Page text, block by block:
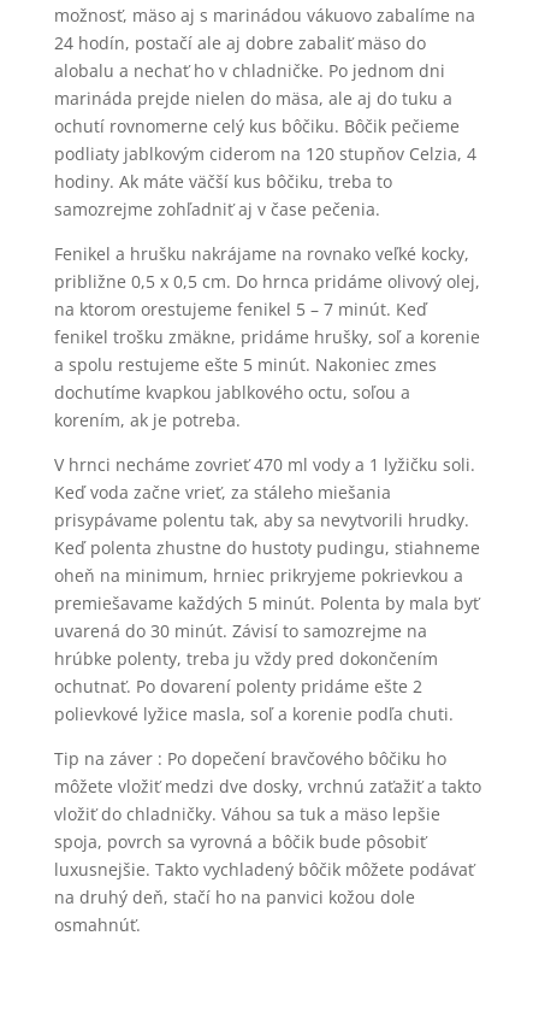
možnosť, mäso aj s marinádou vákuovo zabalíme na
24 hodín, postačí ale aj dobre zabaliť mäso do
alobalu a nechať ho v chladničke. Po jednom dni
marináda prejde nielen do mäsa, ale aj do tuku a
ochutí rovnomerne celý kus bôčiku. Bôčik pečieme
podliaty jablkovým ciderom na 120 stupňov Celzia, 4
hodiny. Ak máte väčší kus bôčiku, treba to
samozrejme zohľadniť aj v čase pečenia.
Fenikel a hrušku nakrájame na rovnako veľké kocky,
približne 0,5 x 0,5 cm. Do hrnca pridáme olivový olej,
na ktorom orestujeme fenikel 5 – 7 minút. Keď
fenikel trošku zmäkne, pridáme hrušky, soľ a korenie
a spolu restujeme ešte 5 minút. Nakoniec zmes
dochutíme kvapkou jablkového octu, soľou a
korením, ak je potreba.
V hrnci necháme zovrieť 470 ml vody a 1 lyžičku soli.
Keď voda začne vrieť, za stáleho miešania
prisypávame polentu tak, aby sa nevytvorili hrudky.
Keď polenta zhustne do hustoty pudingu, stiahneme
oheň na minimum, hrniec prikryjeme pokrievkou a
premiešavame každých 5 minút. Polenta by mala byť
uvarená do 30 minút. Závisí to samozrejme na
hrúbke polenty, treba ju vždy pred dokončením
ochutnať. Po dovarení polenty pridáme ešte 2
polievkové lyžice masla, soľ a korenie podľa chuti.
Tip na záver : Po dopečení bravčového bôčiku ho
môžete vložiť medzi dve dosky, vrchnú zaťažiť a takto
vložiť do chladničky. Váhou sa tuk a mäso lepšie
spoja, povrch sa vyrovná a bôčik bude pôsobiť
luxusnejšie. Takto vychladený bôčik môžete podávať
na druhý deň, stačí ho na panvici kožou dole
osmahnúť.